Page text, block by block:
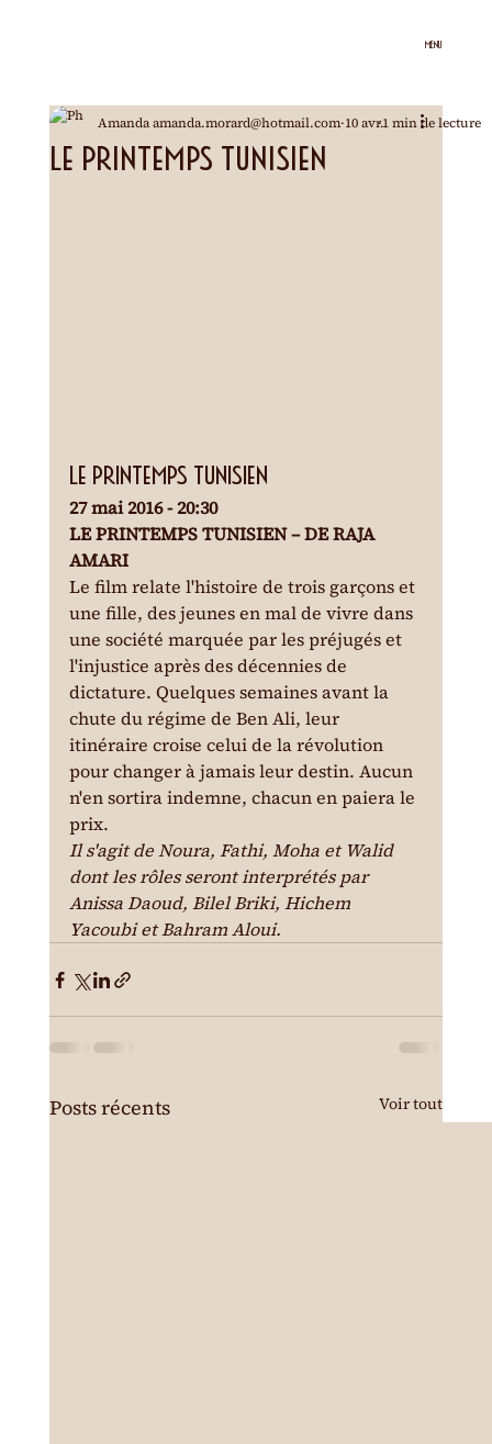
MENU
Le printemps tunisien
Amanda amanda.morard@hotmail.com 10 avr.1 min de lecture
Le printemps tunisien
27 mai 2016 - 20:30
LE PRINTEMPS TUNISIEN – DE RAJA
AMARI
Le film relate l'histoire de trois garçons et
une fille, des jeunes en mal de vivre dans
une société marquée par les préjugés et
l'injustice après des décennies de
dictature. Quelques semaines avant la
chute du régime de Ben Ali, leur
itinéraire croise celui de la révolution
pour changer à jamais leur destin. Aucun
n'en sortira indemne, chacun en paiera le
prix.
Il s'agit de Noura, Fathi, Moha et Walid
dont les rôles seront interprétés par
Anissa Daoud, Bilel Briki, Hichem
Yacoubi et Bahram Aloui.
Posts récents Voir tout